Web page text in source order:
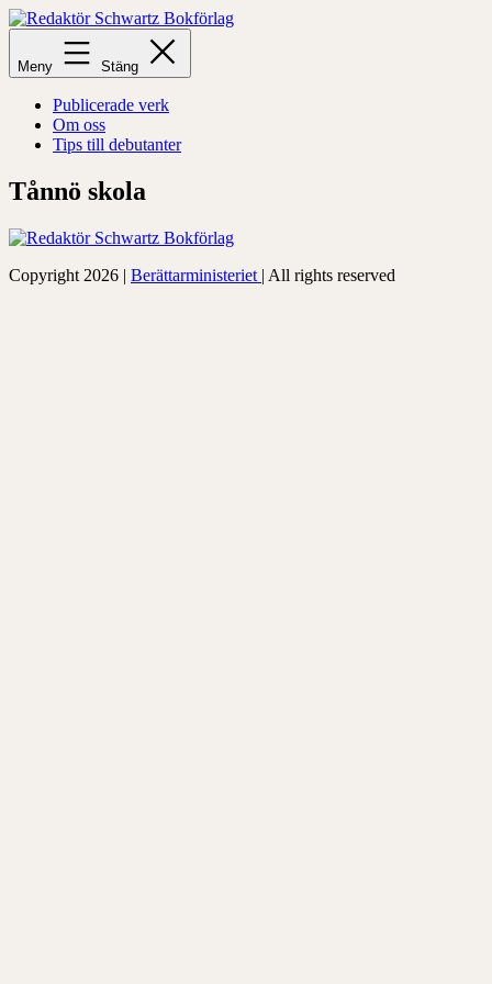
Hoppa
till
innehåll
Redaktör
Schwartz
Bokförlag
Meny Stäng
Publicerade verk
Om oss
Tips till debutanter
Tånnö skola
Copyright 2026 | Berättarministeriet | All rights reserved